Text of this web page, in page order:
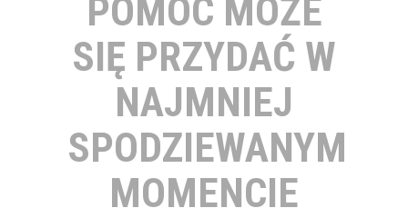
POMOC MOŻE
SIĘ PRZYDAĆ W
NAJMNIEJ
SPODZIEWANYM
MOMENCIE